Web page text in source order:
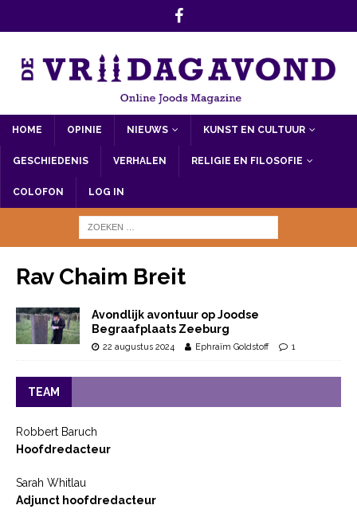
HOME OPINIE NIEUWS KUNST EN CULTUUR
GESCHIEDENIS VERHALEN RELIGIE EN FILOSOFIE
COLOFON LOG IN
Rav Chaim Breit
Avondlijk avontuur op Joodse
Begraafplaats Zeeburg
22 augustus 2024 Ephraïm Goldstoff 1
TEAM
Robbert Baruch
Hoofdredacteur
Sarah Whitlau
Adjunct hoofdredacteur